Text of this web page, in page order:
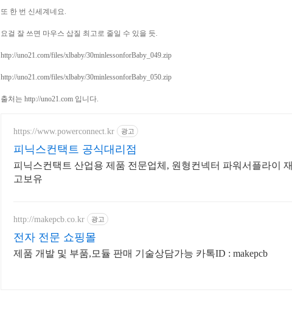
또 한 번 신세계네요.
요걸 잘 쓰면 마우스 삽질 최고로 줄일 수 있을 듯.
http://uno21.com/files/xlbaby/30minlessonforBaby_049.zip
http://uno21.com/files/xlbaby/30minlessonforBaby_050.zip
출처는 http://uno21.com 입니다.
https://www.powerconnect.kr 광고
피닉스컨택트 공식대리점
피닉스컨택트 산업용 제품 전문업체, 원형컨넥터 파워서플라이 재
고보유
http://makepcb.co.kr 광고
전자 전문 쇼핑몰
제품 개발 및 부품,모듈 판매 기술상담가능 카톡ID : makepcb